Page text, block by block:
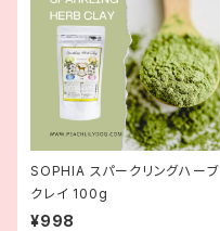
SOPHIA スパークリングハーブ
クレイ 100g
¥998